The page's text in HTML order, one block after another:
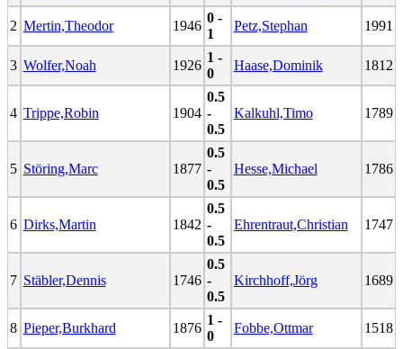
2 Mertin,Theodor 1946
0 -
1
Petz,Stephan 1991
3 Wolfer,Noah 1926
1 -
0
Haase,Dominik 1812
4 Trippe,Robin 1904
0.5
-
0.5
Kalkuhl,Timo 1789
5 Störing,Marc 1877
0.5
-
0.5
Hesse,Michael 1786
6 Dirks,Martin 1842
0.5
-
0.5
Ehrentraut,Christian 1747
7 Stäbler,Dennis 1746
0.5
-
0.5
Kirchhoff,Jörg 1689
8 Pieper,Burkhard 1876
1 -
0
Fobbe,Ottmar 1518